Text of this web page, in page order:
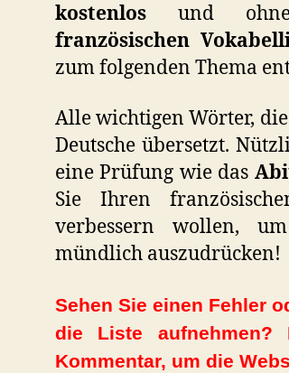
kostenlos und
französischen
zum folgenden Thema
Alle wichtigen Wörter,
Deutsche übersetzt.
eine Prüfung wie das
Sie Ihren
verbessern wollen,
mündlich auszudrücken!
Sehen Sie einen Fehler
die Liste aufnehmen?
Kommentar, um die